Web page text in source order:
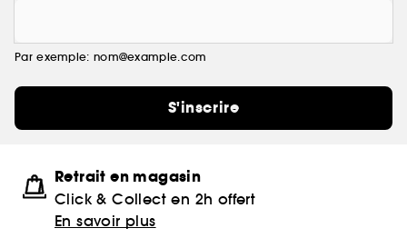
Par exemple: nom@example.com
S'inscrire
Retrait en magasin
Click & Collect en 2h offert
En savoir plus